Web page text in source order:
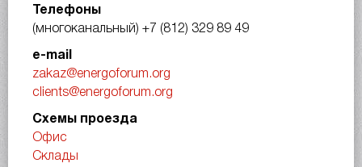
Телефоны
(многоканальный) +7 (812) 329 89 49
e-mail
zakaz@energoforum.org
clients@energoforum.org
Схемы проезда
Офис
Склады